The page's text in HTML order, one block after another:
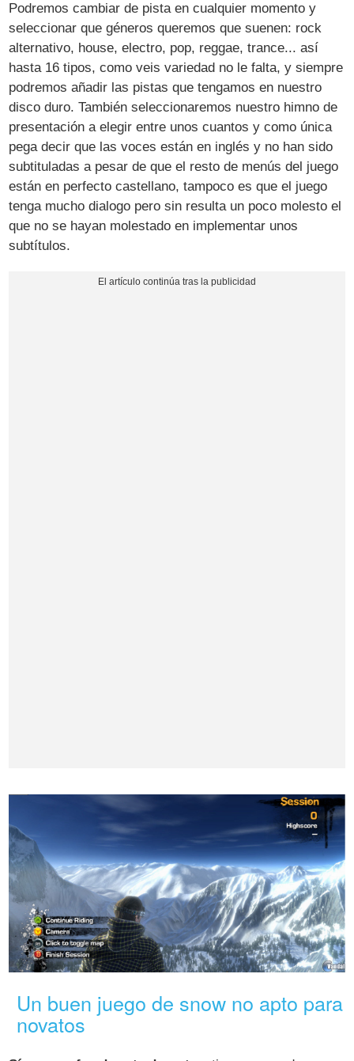
Podremos cambiar de pista en cualquier momento y
seleccionar que géneros queremos que suenen: rock
alternativo, house, electro, pop, reggae, trance... así
hasta 16 tipos, como veis variedad no le falta, y siempre
podremos añadir las pistas que tengamos en nuestro
disco duro. También seleccionaremos nuestro himno de
presentación a elegir entre unos cuantos y como única
pega decir que las voces están en inglés y no han sido
subtituladas a pesar de que el resto de menús del juego
están en perfecto castellano, tampoco es que el juego
tenga mucho dialogo pero sin resulta un poco molesto el
que no se hayan molestado en implementar unos
subtítulos.
Un buen juego de snow no apto para
novatos